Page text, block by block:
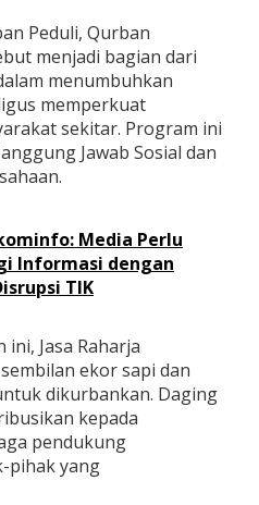
Peduli, Qurban
menjadi bagian dari
menumbuhkan
memperkuat
sekitar. Program ini
Jawab Sosial dan
Media Perlu
Informasi dengan
TIK
Jasa Raharja
ekor sapi dan
dikurbankan. Daging
kepada
pendukung
pihak yang